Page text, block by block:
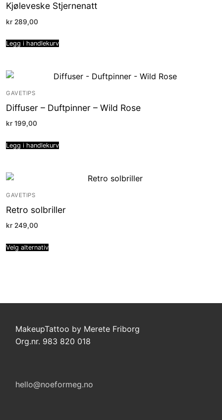
Kjøleveske Stjernenatt
kr 289,00
Legg i handlekurv
GAVETIPS
Diffuser – Duftpinner – Wild Rose
kr 199,00
Legg i handlekurv
GAVETIPS
Retro solbriller
kr 249,00
Velg alternativ
MakeupTattoo by Merete Friborg
Org.nr. 983 820 018
hello@noeformeg.no